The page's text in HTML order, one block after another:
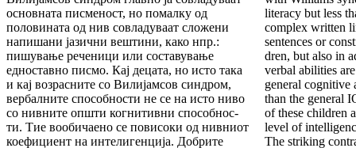
ос­нов­на­та писменост, но помалку од
половината од нив совладуваат сложени
напишани јазични вешти­ни, како нпр.:
пишување реченици или составу­вање
едноставно писмо. Кај децата, но исто така
и кај возрасните со Вилијамсов син­дром,
вербалните способности не се на исто ни­во
со нивните општи когнитивни способ­нос­
ти. Тие вообичаено се повисоки од нивниот
кое­фи­ци­ент на интелигенција. Добрите
literacy but less
complex written
sentences or
dren, but also in
verbal abilities
general cognitive
than the general
of these children
level of
The striking